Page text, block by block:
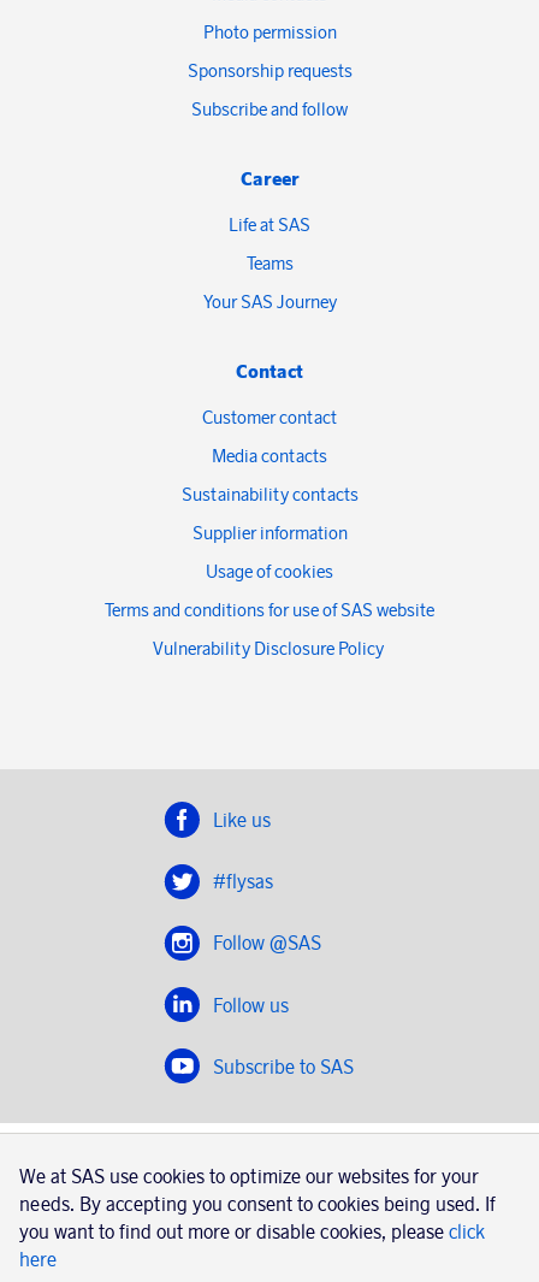
Photo permission
Sponsorship requests
Subscribe and follow
Career
Life at SAS
Teams
Your SAS Journey
Contact
Customer contact
Media contacts
Sustainability contacts
Supplier information
Usage of cookies
Terms and conditions for use of SAS website
Vulnerability Disclosure Policy
Like us
#flysas
Follow @SAS
Follow us
Subscribe to SAS
SAS 2020
SAS AB, registration number 556606-8499, SE-195 87
Stockholm, Sweden
We at SAS use cookies to optimize our websites for your
needs. By accepting you consent to cookies being used. If
you want to find out more or disable cookies, please click
here